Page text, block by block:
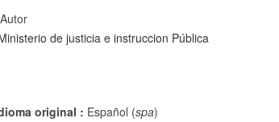
de justicia e instruccion Pública
original : Español (spa)